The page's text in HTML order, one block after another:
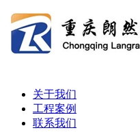
关于我们
工程案例
联系我们